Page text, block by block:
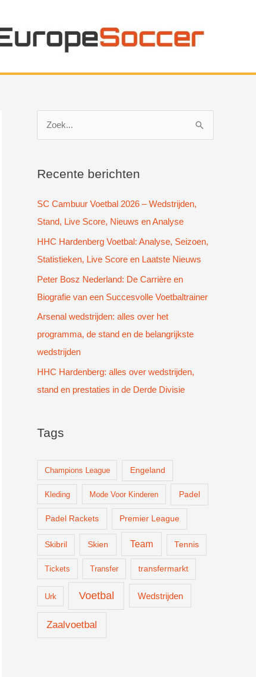
k
a
a
r
:
Recente berichten
SC Cambuur Voetbal 2026 – Wedstrijden,
Stand, Live Score, Nieuws en Analyse
HHC Hardenberg Voetbal: Analyse, Seizoen,
Statistieken, Live Score en Laatste Nieuws
Peter Bosz Nederland: De Carrière en
Biografie van een Succesvolle Voetbaltrainer
Arsenal wedstrijden: alles over het
programma, de stand en de belangrijkste
wedstrijden
HHC Hardenberg: alles over wedstrijden,
stand en prestaties in de Derde Divisie
Tags
Champions League Engeland
Kleding Mode Voor Kinderen Padel
Padel Rackets Premier League
Skibril Skien Team Tennis
Tickets Transfer transfermarkt
Urk Voetbal Wedstrijden
Zaalvoetbal